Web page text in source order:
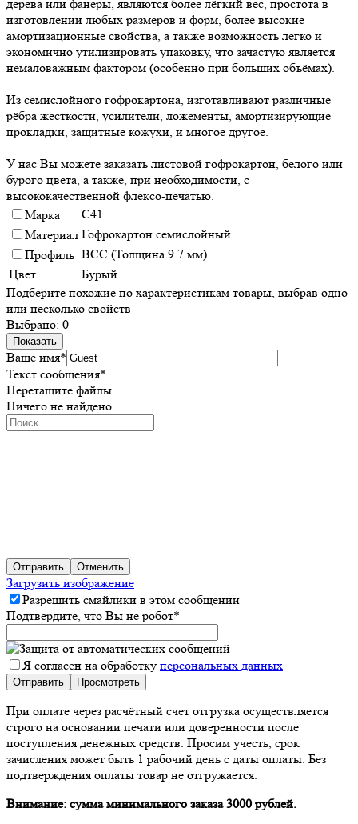
дерева или фанеры, являются более лёгкий вес, простота в
изготовлении любых размеров и форм, более высокие
амортизационные свойства, а также возможность легко и
экономично утилизировать упаковку, что зачастую является
немаловажным фактором (особенно при больших объёмах).
Из семислойного гофрокартона, изготавливают различные
рёбра жесткости, усилители, ложементы, амортизирующие
прокладки, защитные кожухи, и многое другое.
У нас Вы можете заказать листовой гофрокартон, белого или
бурого цвета, а также, при необходимости, с
высококачественной флексо-печатью.
Марка
С41
Материал Гофрокартон семислойный
Профиль ВСС (Толщина 9.7 мм)
Цвет
Бурый
Подберите похожие по характеристикам товары, выбрав одно
или несколько свойств
Выбрано: 0
Показать
Ваше имя*
Текст сообщения*
Перетащите файлы
Ничего не найдено
Отправить Отменить
Загрузить изображение
Разрешить смайлики в этом сообщении
Подтвердите, что Вы не робот*
Я согласен на обработку персональных данных
При оплате через расчётный счет отгрузка осуществляется
строго на основании печати или доверенности после
поступления денежных средств. Просим учесть, срок
зачисления может быть 1 рабочий день с даты оплаты. Без
подтверждения оплаты товар не отгружается.
Внимание: сумма минимального заказа 3000 рублей.